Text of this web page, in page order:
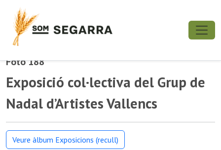
Foto 188
Exposició col·lectiva del Grup de
Nadal d’Artistes Vallencs
Veure àlbum Exposicions (recull)